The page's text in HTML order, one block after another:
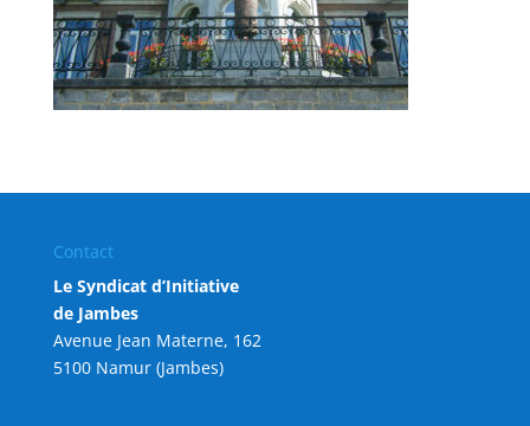
Contact
Le Syndicat d’Initiative
de Jambes
Avenue Jean Materne, 162
5100 Namur (Jambes)